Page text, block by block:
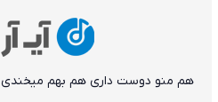
هم منو دوست داری هم بهم